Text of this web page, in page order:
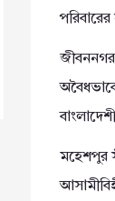
জীবননগর
মহেশপুর